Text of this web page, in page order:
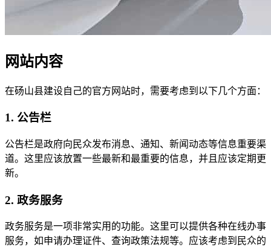
网站内容
在砀山县建设自己的官方网站时，需要考虑到以下几个方面：
1. 公告栏
公告栏是政府向民众发布消息、通知、新闻动态等信息重要渠
道。这里应该放置一些最新和最重要的信息，并且应该定期更
新。
2. 政务服务
政务服务是一项非常实用的功能。这里可以提供各种在线办事
服务，如申请办理证件、查询政策法规等。应该考虑到民众的